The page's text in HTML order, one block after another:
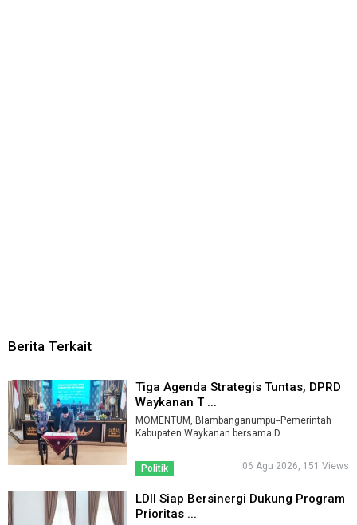
Berita Terkait
Tiga Agenda Strategis Tuntas, DPRD
Waykanan T ...
MOMENTUM, Blambanganumpu--Pemerintah
Kabupaten Waykanan bersama D ...
Politik 06 Agu 2026, 151 Views
LDII Siap Bersinergi Dukung Program
Prioritas ...